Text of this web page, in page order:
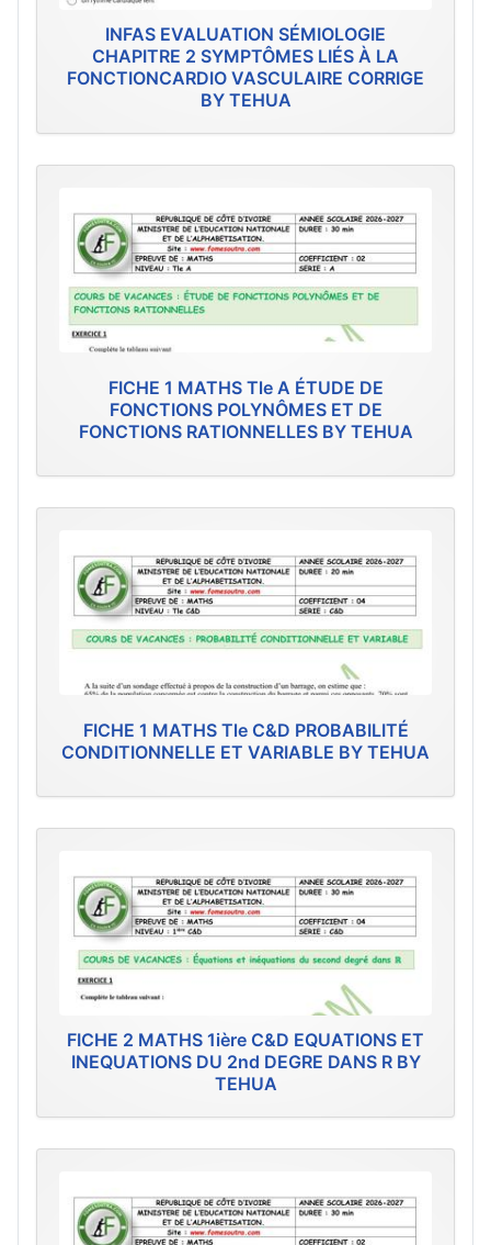
INFAS EVALUATION SÉMIOLOGIE
CHAPITRE 2 SYMPTÔMES LIÉS À LA
FONCTIONCARDIO VASCULAIRE CORRIGE
BY TEHUA
FICHE 1 MATHS Tle A ÉTUDE DE
FONCTIONS POLYNÔMES ET DE
FONCTIONS RATIONNELLES BY TEHUA
FICHE 1 MATHS Tle C&D PROBABILITÉ
CONDITIONNELLE ET VARIABLE BY TEHUA
FICHE 2 MATHS 1ière C&D EQUATIONS ET
INEQUATIONS DU 2nd DEGRE DANS R BY
TEHUA